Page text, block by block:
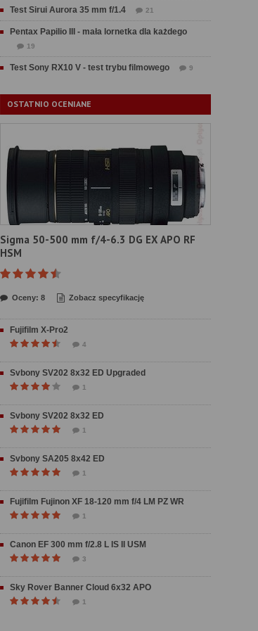
Test Sirui Aurora 35 mm f/1.4 21
Pentax Papilio III - mała lornetka dla każdego
19
Test Sony RX10 V - test trybu filmowego 9
OSTATNIO OCENIANE
Sigma 50-500 mm f/4-6.3 DG EX APO RF
HSM
Oceny: 8 Zobacz specyfikację
Fujifilm X-Pro2
4
Svbony SV202 8x32 ED Upgraded
1
Svbony SV202 8x32 ED
1
Svbony SA205 8x42 ED
1
Fujifilm Fujinon XF 18-120 mm f/4 LM PZ WR
1
Canon EF 300 mm f/2.8 L IS II USM
3
Sky Rover Banner Cloud 6x32 APO
1